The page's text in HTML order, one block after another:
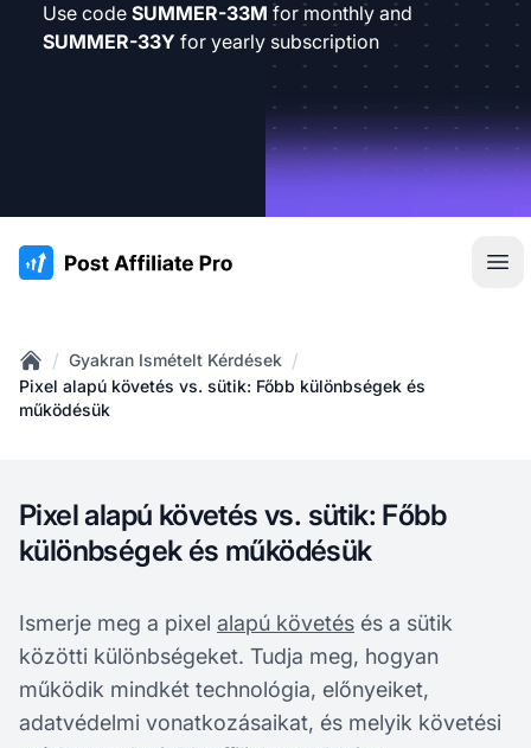
Use code SUMMER-33M for monthly and
SUMMER-33Y for yearly subscription
:site.title
Home
/ Gyakran Ismételt Kérdések /
Pixel alapú követés vs. sütik: Főbb különbségek és
működésük
Pixel alapú követés vs. sütik: Főbb
különbségek és működésük
Ismerje meg a pixel alapú követés és a sütik
közötti különbségeket. Tudja meg, hogyan
működik mindkét technológia, előnyeiket,
adatvédelmi vonatkozásaikat, és melyik követési